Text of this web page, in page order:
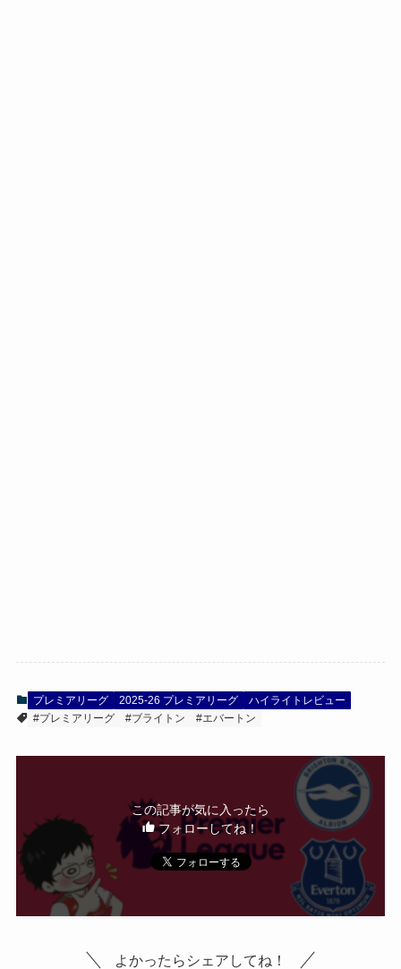
プレミアリーグ 2025-26 プレミアリーグ
ハイライトレビュー
#プレミアリーグ
#ブライトン #エバートン
この記事が気に入ったら
フォローしてね！
よかったらシェアしてね！